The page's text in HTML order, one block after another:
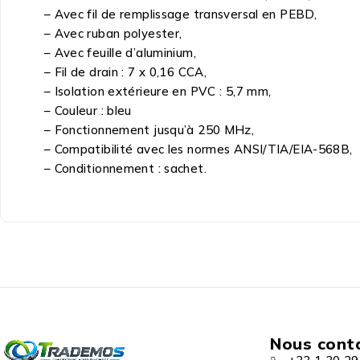
– Avec fil de remplissage transversal en PEBD,
– Avec ruban polyester,
– Avec feuille d’aluminium,
– Fil de drain : 7 x 0,16 CCA,
– Isolation extérieure en PVC : 5,7 mm,
– Couleur : bleu
– Fonctionnement jusqu’à 250 MHz,
– Compatibilité avec les normes ANSI/TIA/EIA-568B,
– Conditionnement : sachet.
Nous